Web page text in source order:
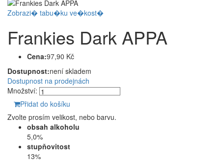
Zobrazi� tabu�ku ve�kost�
Frankies Dark APPA
Cena:97,90 Kč
Dostupnost:není skladem
Dostupnost na prodejnách
Množství:
Přidat do košíku
Zvolte prosím velikost, nebo barvu.
obsah alkoholu
5,0%
stupňovitost
13%